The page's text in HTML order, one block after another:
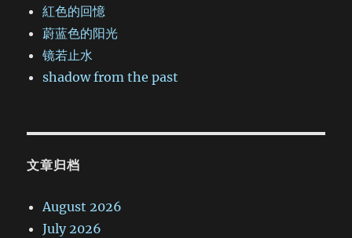
紅色的回憶
蔚蓝色的阳光
镜若止水
shadow from the past
文章归档
August 2026
July 2026